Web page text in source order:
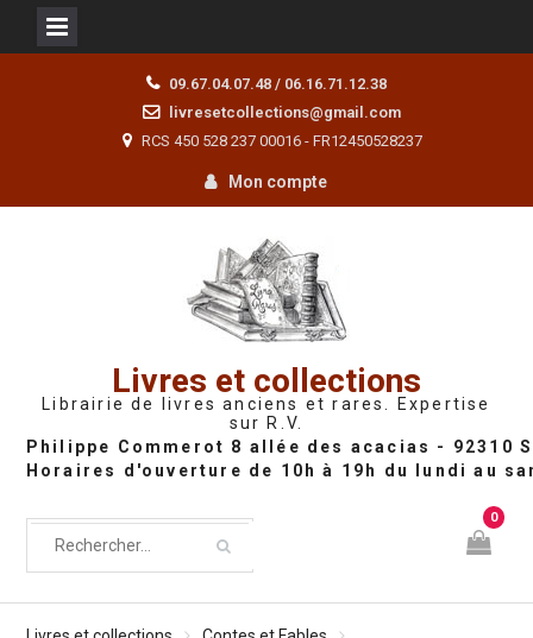
09.67.04.07.48 / 06.16.71.12.38
livresetcollections@gmail.com
RCS 450 528 237 00016 - FR12450528237
Mon compte
Livres et collections
Librairie de livres anciens et rares. Expertise
sur R.V.
0